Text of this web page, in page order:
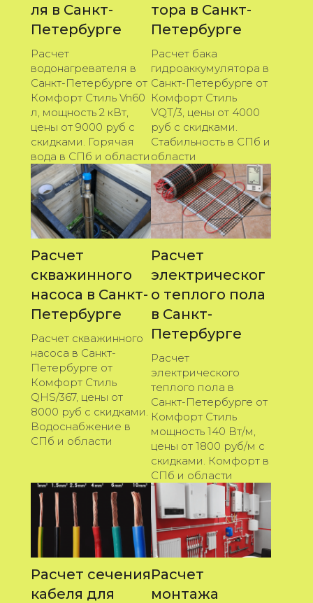
ля в Санкт-
Петербурге
Расчет
водонагревателя в
Санкт-Петербурге от
Комфорт Стиль Vn60
л, мощность 2 кВт,
цены от 9000 руб с
скидками. Горячая
вода в СПб и области
тора в Санкт-
Петербурге
Расчет бака
гидроаккумулятора в
Санкт-Петербурге от
Комфорт Стиль
VQT/3, цены от 4000
руб с скидками.
Стабильность в СПб и
области
Расчет
скважинного
насоса в Санкт-
Петербурге
Расчет скважинного
насоса в Санкт-
Петербурге от
Комфорт Стиль
QHS/367, цены от
8000 руб с скидками.
Водоснабжение в
СПб и области
Расчет
электрическог
о теплого пола
в Санкт-
Петербурге
Расчет
электрического
теплого пола в
Санкт-Петербурге от
Комфорт Стиль
мощность 140 Вт/м,
цены от 1800 руб/м с
скидками. Комфорт в
СПб и области
Расчет сечения
кабеля для
Расчет
монтажа